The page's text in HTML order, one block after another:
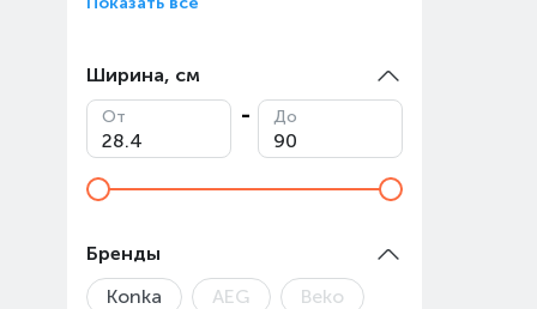
Ширина, см
От До
Бренды
Konka
AEG Beko